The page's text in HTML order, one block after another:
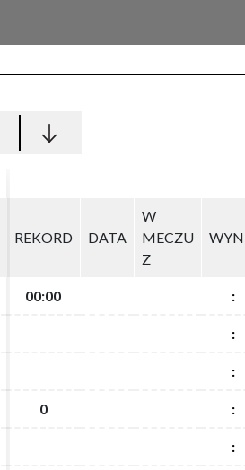
REKORD DATA
W
MECZU
Z
00:00 :
:
:
0 :
:
REKORD DATA
W
MECZU
Z
00:00 :
:
:
0 :
: